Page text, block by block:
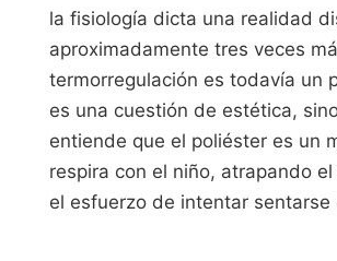
la fisiología dicta una realidad
aproximadamente tres veces
termorregulación es todavía un
es una cuestión de estética,
entiende que el poliéster es un
respira con el niño, atrapando
el esfuerzo de intentar